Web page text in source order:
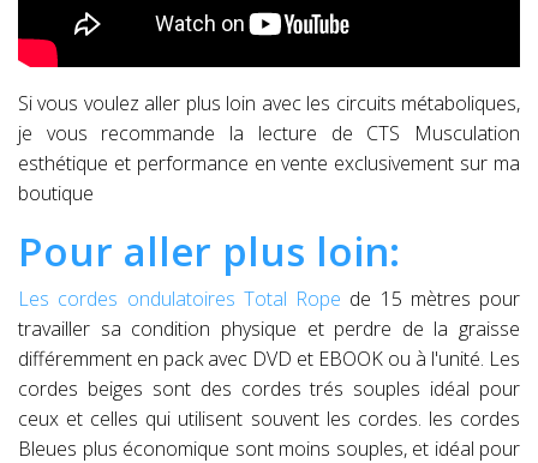
Si vous voulez aller plus loin avec les circuits métaboliques,
je vous recommande la lecture de CTS Musculation
esthétique et performance en vente exclusivement sur ma
boutique
Pour aller plus loin:
Les cordes ondulatoires Total Rope de 15 mètres pour
travailler sa condition physique et perdre de la graisse
différemment en pack avec DVD et EBOOK ou à l'unité. Les
cordes beiges sont des cordes trés souples idéal pour
ceux et celles qui utilisent souvent les cordes. les cordes
Bleues plus économique sont moins souples, et idéal pour